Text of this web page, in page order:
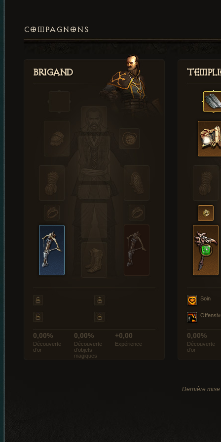
COMPAGNONS
Brigand
0,00%
Découverte
d’or
0,00%
Découverte
d’objets
magiques
+0,00
Expérience
Soin
0,00%
Découverte
d’or
Dernière